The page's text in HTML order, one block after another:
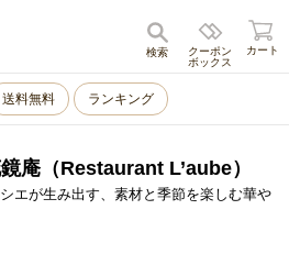
キャンセル
クーポン
ボックス
検索 カート
送料無料 ランキング
庵（Restaurant L’aube）
エが生み出す、素材と季節を楽しむ華や